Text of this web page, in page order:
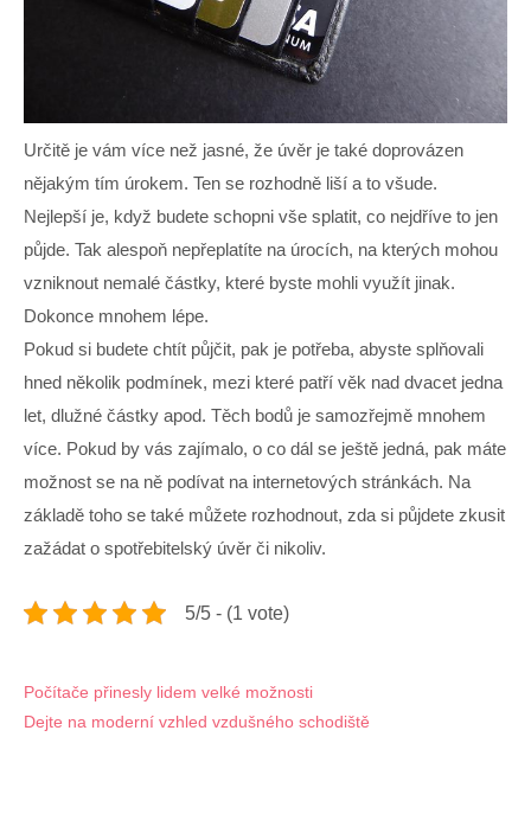
Určitě je vám více než jasné, že úvěr je také doprovázen
nějakým tím úrokem. Ten se rozhodně liší a to všude.
Nejlepší je, když budete schopni vše splatit, co nejdříve to jen
půjde. Tak alespoň nepřeplatíte na úrocích, na kterých mohou
vzniknout nemalé částky, které byste mohli využít jinak.
Dokonce mnohem lépe.
Pokud si budete chtít půjčit, pak je potřeba, abyste splňovali
hned několik podmínek, mezi které patří věk nad dvacet jedna
let, dlužné částky apod. Těch bodů je samozřejmě mnohem
více. Pokud by vás zajímalo, o co dál se ještě jedná, pak máte
možnost se na ně podívat na internetových stránkách. Na
základě toho se také můžete rozhodnout, zda si půjdete zkusit
zažádat o spotřebitelský úvěr či nikoliv.
5/5 - (1 vote)
Navigace
pro
Počítače přinesly lidem velké možnosti
Dejte na moderní vzhled vzdušného schodiště